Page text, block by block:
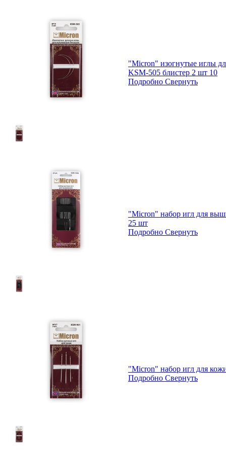
"Micron" изогнутые иглы
KSM-505 блистер 2 шт 10
Подробно Свернуть
"Micron" набор игл для
25 шт
Подробно Свернуть
"Micron" набор игл для
Подробно Свернуть